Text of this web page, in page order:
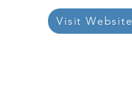
Visit Website